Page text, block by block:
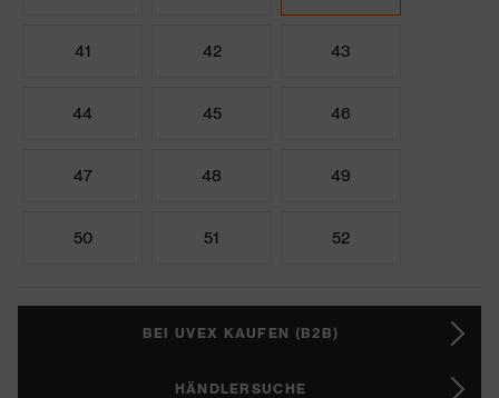
41 42 43
44 45 46
47 48 49
50 51 52
BEI UVEX KAUFEN (B2B)
HÄNDLERSUCHE